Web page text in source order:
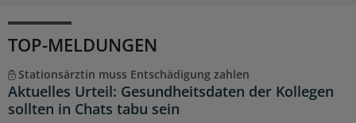
TOP-MELDUNGEN
Stationsärztin muss Entschädigung zahlen
Aktuelles Urteil: Gesundheitsdaten der Kollegen
sollten in Chats tabu sein